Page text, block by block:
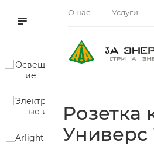
О нас Услуги
Универс